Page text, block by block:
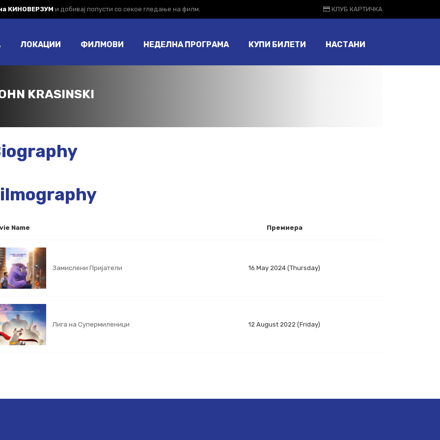
КИНОВЕРЗУМ и добивај попусти со секое гледање на филм. КЛУБ КАРТИЧКА
ЛОКАЦИИ ФИЛМОВИ НЕДЕЛНА ПРОГРАМА КУПИ БИЛЕТИ НАСТАНИ
KRASINSKI
Name Премиера
Замислени Пријатели 16 May 2024 (Thursday)
Лига на Супермиленици 12 August 2022 (Friday)